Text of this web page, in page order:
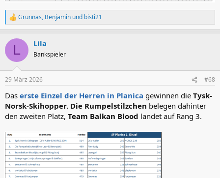
R
e
k
i
e
:
Grunnas, Benjamin und bisti21
L Lila
Bankspieler
29 März 2026 #68
Das erste Einzel der Herren in Planica gewinnen die Tysk-
Norsk-Skihopper. Die Rumpelstilzchen belegen dahinter
den zweiten Platz, Team Balkan Blood landet auf Rang 3.